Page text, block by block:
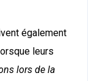
également
leurs
lors de la